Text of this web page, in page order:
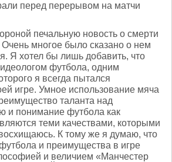
перед перерывом на матчи
печальную новость о смерти
многое было сказано о нем
Я хотел бы лишь добавить, что
футбола, одним
я всегда пытался
игре. Умное использование мяча
таланта над
и понимание футбола как
теми качествами, которыми
К тому же я думаю, что
и преимущества в игре
и величием «Манчестер